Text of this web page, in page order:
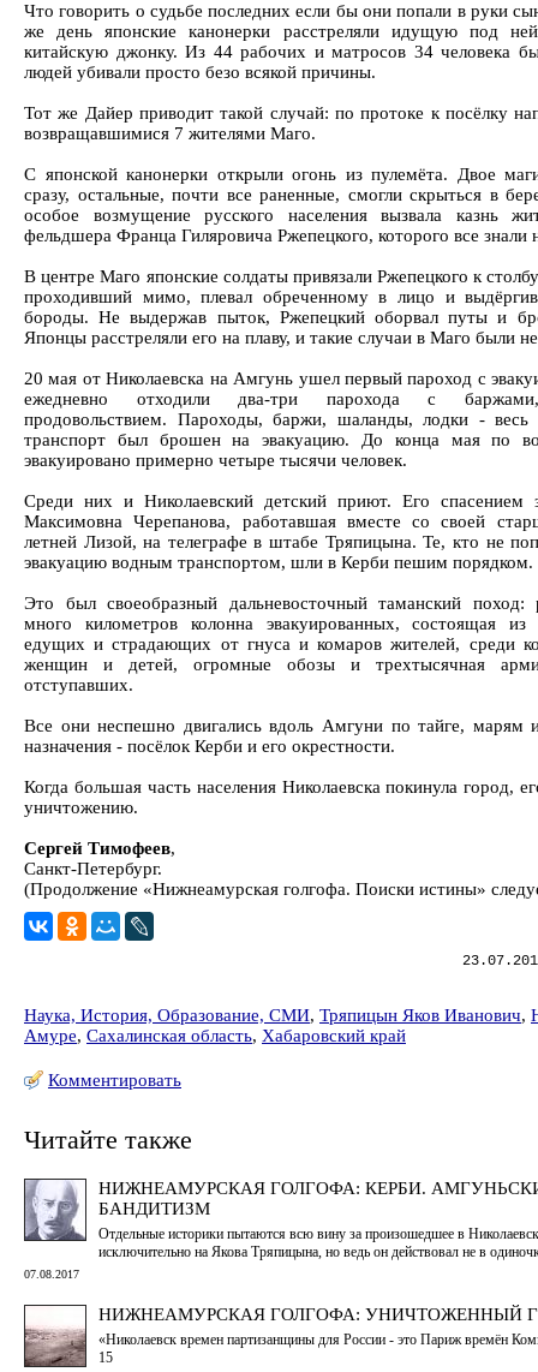
Что говорить о судьбе последних если бы они попали в руки
же день японские канонерки расстреляли идущую под
китайскую джонку. Из 44 рабочих и матросов 34 человека
людей убивали просто безо всякой причины.
Тот же Дайер приводит такой случай: по протоке к посёлку
возвращавшимися 7 жителями Маго.
С японской канонерки открыли огонь из пулемёта. Двое
сразу, остальные, почти все раненные, смогли скрыться в
особое возмущение русского населения вызвала казнь
фельдшера Франца Гиляровича Ржепецкого, которого все
В центре Маго японские солдаты привязали Ржепецкого к
проходивший мимо, плевал обреченному в лицо и
бороды. Не выдержав пыток, Ржепецкий оборвал путы и
Японцы расстреляли его на плаву, и такие случаи в Маго были
20 мая от Николаевска на Амгунь ушел первый пароход с
ежедневно отходили два-три парохода с
продовольствием. Пароходы, баржи, шаланды, лодки - весь
транспорт был брошен на эвакуацию. До конца мая по
эвакуировано примерно четыре тысячи человек.
Среди них и Николаевский детский приют. Его спасением
Максимовна Черепанова, работавшая вместе со своей
летней Лизой, на телеграфе в штабе Тряпицына. Те, кто не
эвакуацию водным транспортом, шли в Керби пешим порядком.
Это был своеобразный дальневосточный таманский поход:
много километров колонна эвакуированных, состоящая
едущих и страдающих от гнуса и комаров жителей, среди
женщин и детей, огромные обозы и трехтысячная
отступавших.
Все они неспешно двигались вдоль Амгуни по тайге, марям
назначения - посёлок Керби и его окрестности.
Когда большая часть населения Николаевска покинула город,
уничтожению.
Сергей Тимофеев,
Санкт-Петербург.
(Продолжение «Нижнеамурская голгофа. Поиски истины»
Наука, История, Образование, СМИ, Тряпицын Яков Иванович,
Амуре, Сахалинская область, Хабаровский край
Комментировать
Читайте также
НИЖНЕАМУРСКАЯ ГОЛГОФА: КЕРБИ.
БАНДИТИЗМ
Отдельные историки пытаются всю вину за произошедшее в
исключительно на Якова Тряпицына, но ведь он действовал не в
07.08.2017
НИЖНЕАМУРСКАЯ ГОЛГОФА: УНИЧТОЖЕННЫЙ
«Николаевск времен партизанщины для России - это Париж времён
15